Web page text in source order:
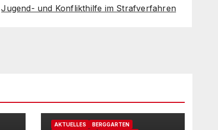
Jugend- und Konflikthilfe im Strafverfahren
AKTUELLES
BERGGARTEN